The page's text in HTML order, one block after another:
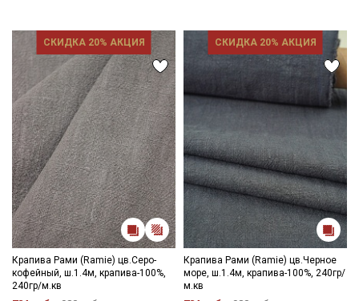
СКИДКА 20% АКЦИЯ
Крапива Рами (Ramie) цв.Серо-
кофейный, ш.1.4м, крапива-100%,
240гр/м.кв
СКИДКА 20% АКЦИЯ
Крапива Рами (Ramie) цв.Черное
море, ш.1.4м, крапива-100%, 240гр/
м.кв